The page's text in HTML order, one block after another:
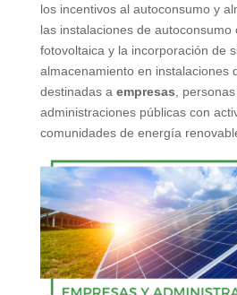
los incentivos al autoconsumo y
las instalaciones de autoconsumo
fotovoltaica y la incorporación de
almacenamiento en instalaciones
destinadas a empresas ,
administraciones públicas con
comunidades de energía